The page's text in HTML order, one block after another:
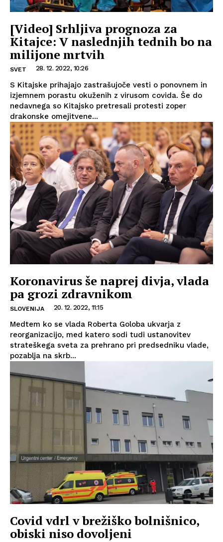
[Video] Srhljiva prognoza za
Kitajce: V naslednjih tednih bo na
milijone mrtvih
SVET 28. 12. 2022, 10:26
S Kitajske prihajajo zastrašujoče vesti o ponovnem in
izjemnem porastu okuženih z virusom covida. Še do
nedavnega so Kitajsko pretresali protesti zoper
drakonske omejitvene...
Koronavirus še naprej divja, vlada
pa grozi zdravnikom
SLOVENIJA 20. 12. 2022, 11:15
Medtem ko se vlada Roberta Goloba ukvarja z
reorganizacijo, med katero sodi tudi ustanovitev
strateškega sveta za prehrano pri predsedniku vlade,
pozablja na skrb...
Covid vdrl v brežiško bolnišnico,
obiski niso dovoljeni